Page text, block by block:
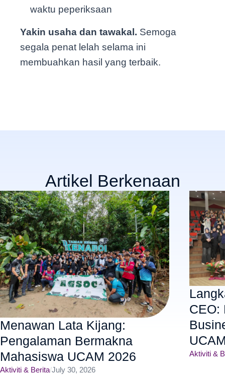
waktu peperiksaan
Yakin usaha dan tawakal. Semoga
segala penat lelah selama ini
membuahkan hasil yang terbaik.
Artikel Berkenaan
Menawan Lata Kijang:
Pengalaman Bermakna
Mahasiswa UCAM 2026
Aktiviti & Berita/July 30, 2026
CEO:
Aktiviti &